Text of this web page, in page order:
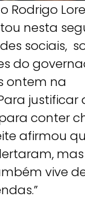
Rodrigo
nesta
sociais,
do
ontem na
justificar
conter
afirmou
vive